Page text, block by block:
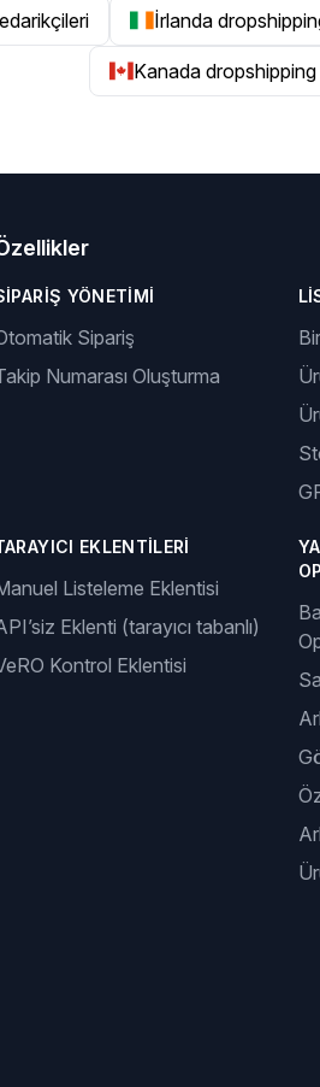
İrlanda
Kanada
YÖNETIMI
Sipariş
Numarası Oluşturma
EKLENTILERI
Listeleme Eklentisi
Eklenti (tarayıcı tabanlı)
Kontrol Eklentisi